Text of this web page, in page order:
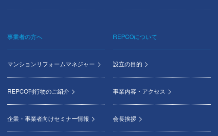
事業者の方へ
マンションリフォームマネジャー
REPCO刊行物のご紹介
企業・事業者向けセミナー情報
REPCOについて
設立の目的
事業内容・アクセス
会長挨拶